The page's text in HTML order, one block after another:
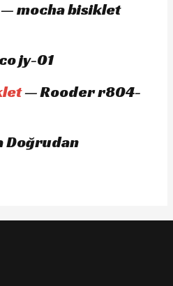
mocha bisiklet
jy-01
— Rooder r804-
Doğrudan